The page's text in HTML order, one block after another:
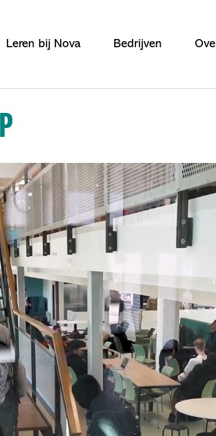
Leren bij Nova Bedrijven